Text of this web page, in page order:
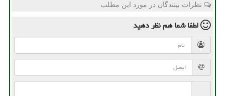
نظرات بینندگان در مورد این مطلب
لطفا شما همنظر دهید